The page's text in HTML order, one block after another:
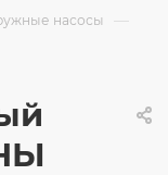
насосы —